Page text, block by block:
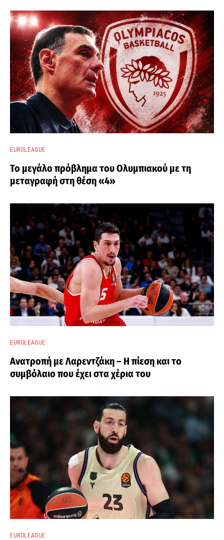
EUROLEAGUE
Το μεγάλο πρόβλημα του Ολυμπιακού με τη
μεταγραφή στη θέση «4»
EUROLEAGUE
Ανατροπή με Λαρεντζάκη – Η πίεση και το
συμβόλαιο που έχει στα χέρια του
EUROLEAGUE